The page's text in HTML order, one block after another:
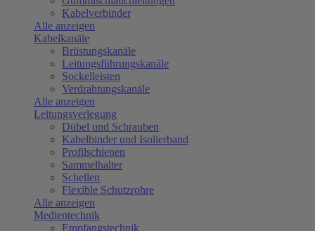
Kabelverbinder
Alle anzeigen
Kabelkanäle
Brüstungskanäle
Leitungsführungskanäle
Sockelleisten
Verdrahtungskanäle
Alle anzeigen
Leitungsverlegung
Dübel und Schrauben
Kabelbinder und Isolierband
Profilschienen
Sammelhalter
Schellen
Flexible Schutzrohre
Alle anzeigen
Medientechnik
Empfangstechnik